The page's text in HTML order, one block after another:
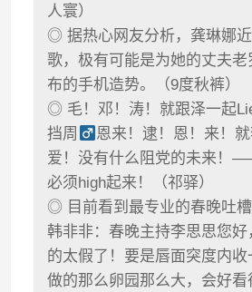
人寰）
◎ 据热心网友分析，龚琳娜
歌，极有可能是为她的丈夫
布的手机造势。（9度秋裤）
◎ 毛！邓！涛！就跟泽一起
挡周
恩来！逮！恩！来！
爱！没有什么阻党的未来！
必须high起来！（祁驿）
◎ 目前看到最专业的春晚吐
韩非非：春晚主持李思思您
的太假了！要是唇面突度内
做的那么卵园那么大，会好